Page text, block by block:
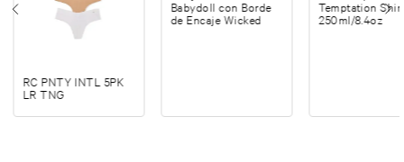
RC PNTY INTL 5PK
LR TNG
Babydoll con Borde
de Encaje Wicked
Temptation
250ml/8.4oz